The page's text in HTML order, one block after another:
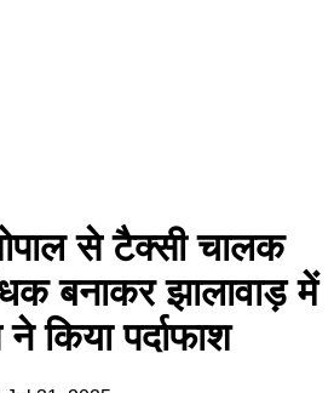
से टैक्सी चालक
बनाकर झालावाड़ में
किया पर्दाफाश